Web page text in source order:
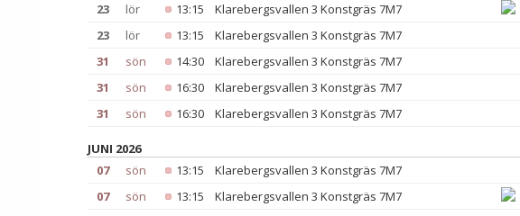
23
lör 13:15 Klarebergsvallen 3 Konstgräs 7M7
23
lör 13:15 Klarebergsvallen 3 Konstgräs 7M7
31
sön 14:30 Klarebergsvallen 3 Konstgräs 7M7
31
sön 16:30 Klarebergsvallen 3 Konstgräs 7M7
31
sön 16:30 Klarebergsvallen 3 Konstgräs 7M7
JUNI 2026
07
sön 13:15 Klarebergsvallen 3 Konstgräs 7M7
07
sön 13:15 Klarebergsvallen 3 Konstgräs 7M7